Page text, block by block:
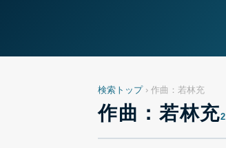
検索トップ› 作曲：若林充
作曲：若林充2